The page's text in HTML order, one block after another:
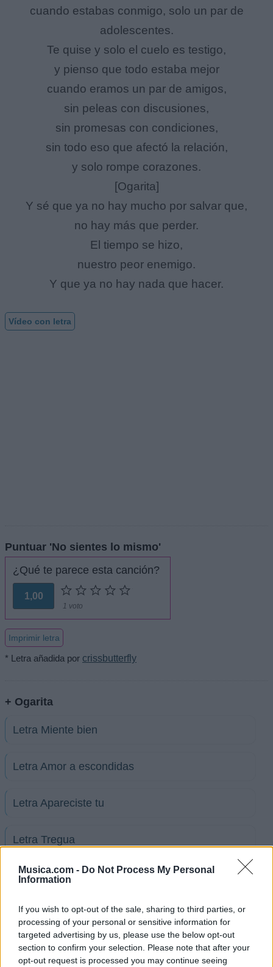
Musica.com - Do Not Process My Personal
Information
If you wish to opt-out of the sale, sharing to third parties, or
processing of your personal or sensitive information for
targeted advertising by us, please use the below opt-out
section to confirm your selection. Please note that after your
opt-out request is processed you may continue seeing
cuando estabas conmigo, solo un par de
adolescentes.
Te quise y solo el cuelo es testigo,
y pienso que todo estaba mejor
cuando eramos un par de amigos,
sin peleas con discusiones,
sin promesas con condiciones,
sin todo eso que afectó la relación,
y solo rompe corazones.
[Ogarita]
Y sé que ya no hay mucho por salvar que,
no hay más que perder.
El tiempo se hizo,
nuestro peor enemigo.
Y que ya no hay nada que hacer.
Vídeo con letra
Puntuar 'No sientes lo mismo'
¿Qué te parece esta canción?
1,00
1 voto
Imprimir letra
* Letra añadida por crissbutterfly
+ Ogarita
Letra Miente bien
Letra Amor a escondidas
Letra Apareciste tu
Letra Tregua
Letra Hazlo feliz
Letra Quiero remediarlo
Letra Ya dejala